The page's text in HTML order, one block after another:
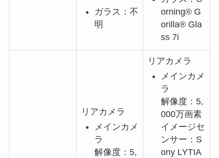
ガラス：不
明
orning® G
orilla® Gla
ss 7i
リアカメラ
メインカメ
ラ
解像度：5,
リアカメラ
メインカメ
ラ
解像度：5,
000万画素
イメージセ
ンサー：S
ony LYTIA